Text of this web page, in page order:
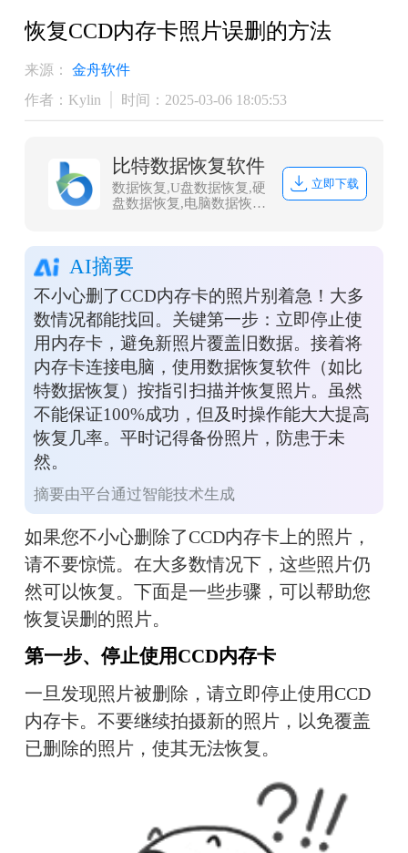
恢复CCD内存卡照片误删的方法
来源：
金舟软件
作者：Kylin
时间：2025-03-06 18:05:53
比特数据恢复软件
数据恢复,U盘数据恢复,硬
盘数据恢复,电脑数据恢
据恢复,照片恢复,sd卡数
据恢复
立即下载
AI摘要
不小心删了CCD内存卡的照片别着急！大多
数情况都能找回。关键第一步：立即停止使
用内存卡，避免新照片覆盖旧数据。接着将
内存卡连接电脑，使用数据恢复软件（如比
特数据恢复）按指引扫描并恢复照片。虽然
不能保证100%成功，但及时操作能大大提高
恢复几率。平时记得备份照片，防患于未
然。
摘要由平台通过智能技术生成
如果您不小心删除了CCD内存卡上的照片，
请不要惊慌。在大多数情况下，这些照片仍
然可以恢复。下面是一些步骤，可以帮助您
恢复误删的照片。
第一步、停止使用CCD内存卡
一旦发现照片被删除，请立即停止使用CCD
内存卡。不要继续拍摄新的照片，以免覆盖
已删除的照片，使其无法恢复。